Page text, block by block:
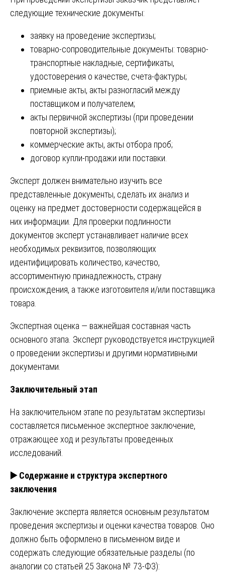
следующие технические документы:
заявку на проведение экспертизы;
товарно-сопроводительные документы: товарно-
транспортные накладные, сертификаты,
удостоверения о качестве, счета-фактуры;
приемные акты, акты разногласий между
поставщиком и получателем;
акты первичной экспертизы (при проведении
повторной экспертизы);
коммерческие акты, акты отбора проб;
договор купли-продажи или поставки.
Эксперт должен внимательно изучить все
представленные документы, сделать их анализ и
оценку на предмет достоверности содержащейся в
них информации. Для проверки подлинности
документов эксперт устанавливает наличие всех
необходимых реквизитов, позволяющих
идентифицировать количество, качество,
ассортиментную принадлежность, страну
происхождения, а также изготовителя и/или поставщика
товара.
Экспертная оценка — важнейшая составная часть
основного этапа. Эксперт руководствуется инструкцией
о проведении экспертизы и другими нормативными
документами.
Заключительный этап
На заключительном этапе по результатам экспертизы
составляется письменное экспертное заключение,
отражающее ход и результаты проведенных
исследований.
▶️Содержание и структура экспертного
заключения
Заключение эксперта является основным результатом
проведения экспертизы и оценки качества товаров. Оно
должно быть оформлено в письменном виде и
содержать следующие обязательные разделы (по
аналогии со статьей 25 Закона № 73-ФЗ):